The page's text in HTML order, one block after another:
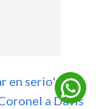
en serio': la
a Davis